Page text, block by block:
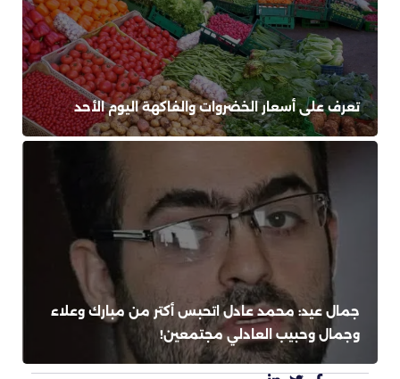
تعرف على أسعار الخضروات والفاكهة اليوم الأحد
جمال عيد: محمد عادل اتحبس أكتر من مبارك وعلاء
وجمال وحبيب العادلي مجتمعين!